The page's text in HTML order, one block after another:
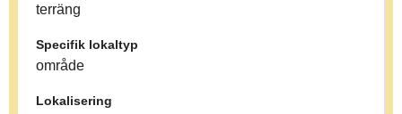
terräng
Specifik lokaltyp
område
Lokalisering